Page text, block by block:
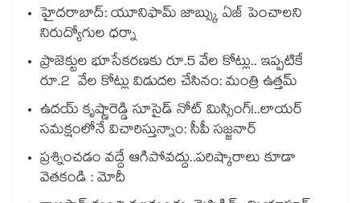
హైదరాబాద్: యూనిఫామ్ జాబ్స్కు ఏజ్ పెంచాలని
నిరుద్యోగుల ధర్నా
ప్రాజెక్టుల భూసేకరణకు రూ.5 వేల కోట్లు.. ఇప్పటికే
రూ.2 వేల కోట్లు విడుదల చేసినం: మంత్రి ఉత్తమ్
ఉదయ్‌‌‌‌ కృష్ణారెడ్డి సూసైడ్ నోట్ మిస్సింగ్‌‌‌‌!..లాయర్
సమక్షంలోనే విచారిస్తున్నాం: సీపీ సజ్జనార్‌‌‌‌
ప్రశ్నించడం వద్దే ఆగిపోవద్దు..పరిష్కారాలు కూడా
వెతకండి : మోదీ